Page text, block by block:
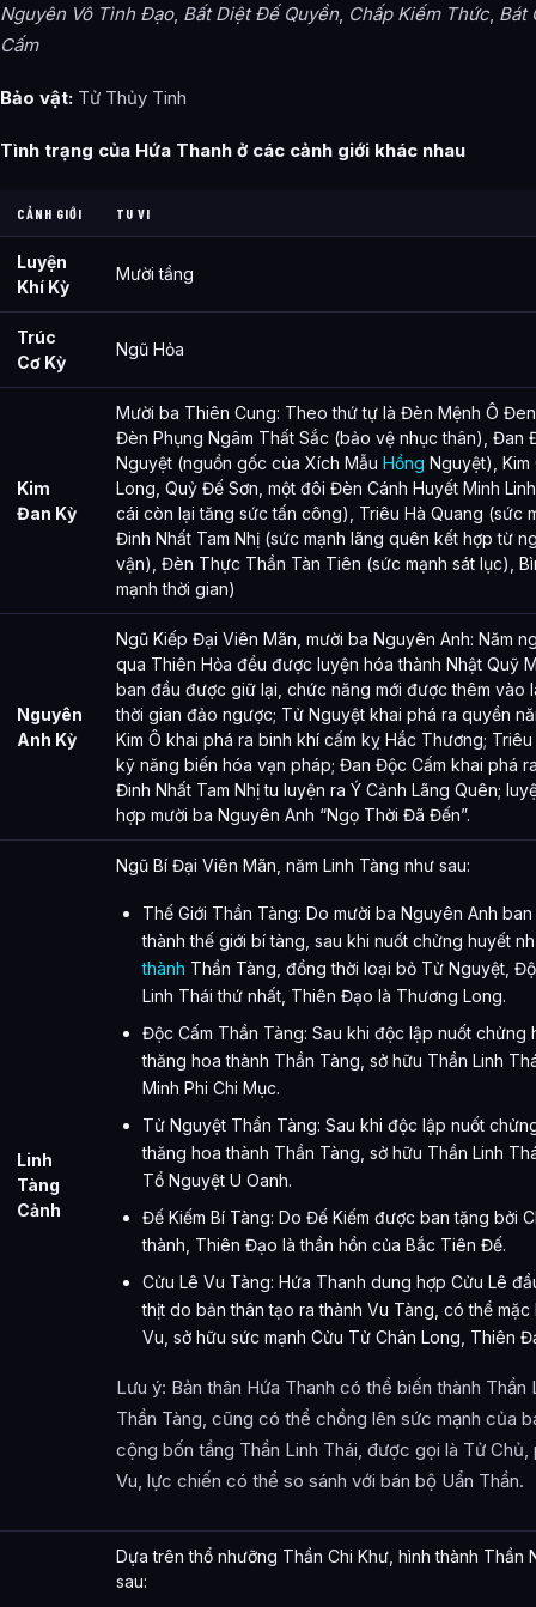
Nguyên Vô Tình Đạo, Bất Diệt Đế Quyền Chấp Kiếm Thức, Bát
Cấm
Bảo vật: Tử Thủy Tinh
Tình trạng của Hứa Thanh ở các cảnh giới khác nhau
CẢNH GIỚI TU VI
Luyện
Khí Kỳ
Mười tầng
Trúc
Cơ Kỳ
Ngũ Hỏa
Kim
Đan Kỳ
Mười ba Thiên Cung: Theo thứ tự là Đèn Mệnh Ô
Đèn Phụng Ngâm Thất Sắc (bảo vệ nhục thân), Đan
Nguyệt (nguồn gốc của Xích Mẫu Hồng Nguyệt),
Long, Quỷ Đế Sơn, một đôi Đèn Cánh Huyết Minh
cái còn lại tăng sức tấn công), Triêu Hà Quang (sức
Đinh Nhất Tam Nhị (sức mạnh lãng quên kết hợp từ
vận), Đèn Thực Thần Tàn Tiên (sức mạnh sát lục),
mạnh thời gian)
Nguyên
Anh Kỳ
Ngũ Kiếp Đại Viên Mãn, mười ba Nguyên Anh: Năm
qua Thiên Hỏa đều được luyện hóa thành Nhật Quỹ
ban đầu được giữ lại, chức năng mới được thêm vào
thời gian đảo ngược; Tử Nguyệt khai phá ra quyền
Kim Ô khai phá ra binh khí cấm kỵ Hắc Thương;
kỹ năng biến hóa vạn pháp; Đan Độc Cấm khai phá
Đinh Nhất Tam Nhị tu luyện ra Ý Cảnh Lãng Quên;
hợp mười ba Nguyên Anh “Ngọ Thời Đã Đến”.
Linh
Tàng
Cảnh
Ngũ Bí Đại Viên Mãn, năm Linh Tàng như sau:
Thế Giới Thần Tàng: Do mười ba Nguyên Anh
thành thế giới bí tàng, sau khi nuốt chửng huyết
thành Thần Tàng, đồng thời loại bỏ Tử Nguyệt,
Linh Thái thứ nhất, Thiên Đạo là Thương Long.
Độc Cấm Thần Tàng: Sau khi độc lập nuốt chửng
thăng hoa thành Thần Tàng, sở hữu Thần Linh
Minh Phi Chi Mục.
Tử Nguyệt Thần Tàng: Sau khi độc lập nuốt
thăng hoa thành Thần Tàng, sở hữu Thần Linh
Tổ Nguyệt U Oanh.
Đế Kiếm Bí Tàng: Do Đế Kiếm được ban tặng bởi
thành, Thiên Đạo là thần hồn của Bắc Tiên Đế.
Cửu Lê Vu Tàng: Hứa Thanh dung hợp Cửu Lê
thịt do bản thân tạo ra thành Vu Tàng, có thể
Vu, sở hữu sức mạnh Cửu Tử Chân Long, Thiên
Lưu ý: Bản thân Hứa Thanh có thể biến thành Thần
Thần Tàng, cũng có thể chồng lên sức mạnh của
cộng bốn tầng Thần Linh Thái, được gọi là Tử
Vu, lực chiến có thể so sánh với bán bộ Uẩn Thần.
Dựa trên thổ nhưỡng Thần Chi Khư, hình thành Thần
sau: